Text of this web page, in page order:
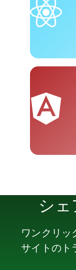
シ
ワンクリッ
サイトのト